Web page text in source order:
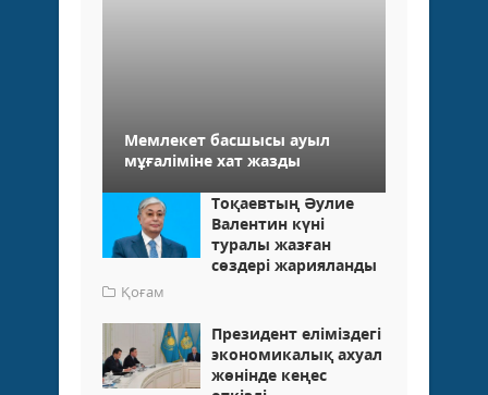
Мемлекет басшысы ауыл
мұғаліміне хат жазды
Тоқаевтың Әулие
Валентин күні
туралы жазған
сөздері жарияланды
Қоғам
Президент еліміздегі
экономикалық ахуал
жөнінде кеңес